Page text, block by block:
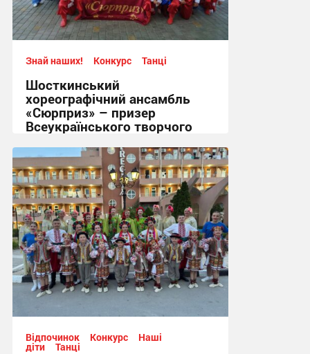
Знай наших! Конкурс Танці
Шосткинський
хореографічний ансамбль
«Сюрприз» – призер
Всеукраїнського творчого
11:11, 29.06.2026
Відпочинок Конкурс Наші
діти Танці